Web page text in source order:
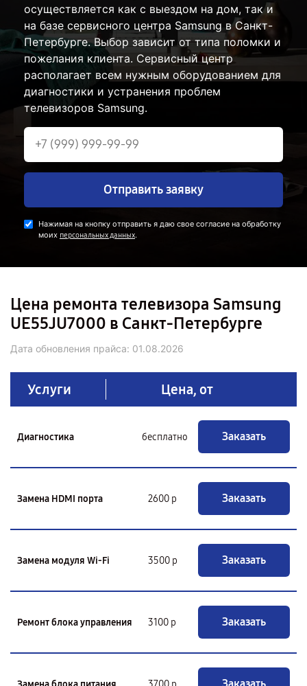
осуществляется как с выездом на дом, так и
на базе сервисного центра Samsung в Санкт-
Петербурге. Выбор зависит от типа поломки и
пожелания клиента. Сервисный центр
располагает всем нужным оборудованием для
диагностики и устранения проблем
телевизоров Samsung.
Отправить заявку
Нажимая на кнопку отправить я даю свое согласие на обработку
моих персональных данных.
Цена ремонта телевизора Samsung
UE55JU7000 в Санкт-Петербурге
Дата обновления прайса: 01.08.2026
Услуги Цена, от
Диагностика бесплатно Заказать
Замена HDMI порта 2600 р Заказать
Замена модуля Wi-Fi 3500 р Заказать
Ремонт блока управления 3100 р Заказать